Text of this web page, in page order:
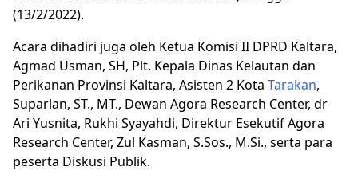
(13/2/2022).
Acara dihadiri juga oleh Ketua Komisi II DPRD Kaltara,
Agmad Usman, SH, Plt. Kepala Dinas Kelautan dan
Perikanan Provinsi Kaltara, Asisten 2 Kota Tarakan,
Suparlan, ST., MT., Dewan Agora Research Center, dr
Ari Yusnita, Rukhi Syayahdi, Direktur Esekutif Agora
Research Center, Zul Kasman, S.Sos., M.Si., serta para
peserta Diskusi Publik.